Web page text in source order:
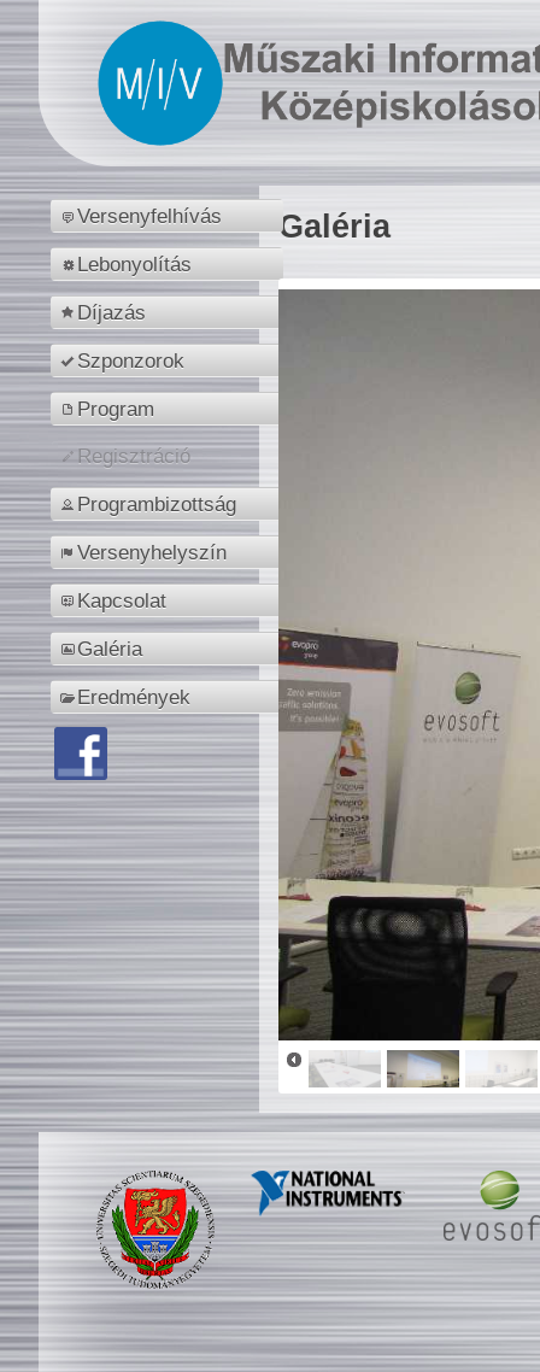
Versenyfelhívás
Lebonyolítás
Díjazás
Szponzorok
Program
Regisztráció
Programbizottság
Versenyhelyszín
Kapcsolat
Galéria
Eredmények
Galéria